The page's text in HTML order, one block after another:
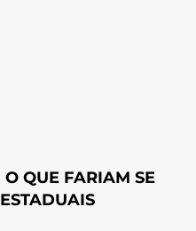
QUE FARIAM SE